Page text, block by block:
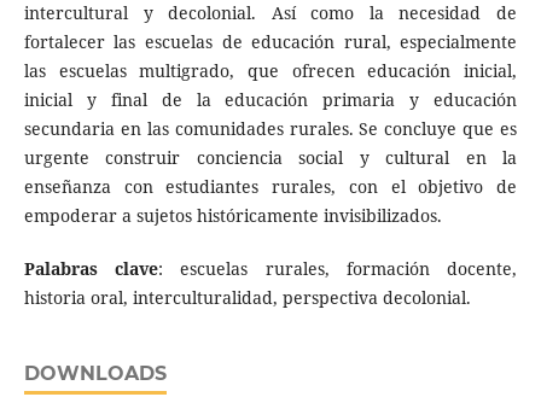
intercultural y decolonial. Así como la necesidad de
fortalecer las escuelas de educación rural, especialmente
las escuelas multigrado, que ofrecen educación inicial,
inicial y final de la educación primaria y educación
secundaria en las comunidades rurales. Se concluye que es
urgente construir conciencia social y cultural en la
enseñanza con estudiantes rurales, con el objetivo de
empoderar a sujetos históricamente invisibilizados.
Palabras clave: escuelas rurales, formación docente,
historia oral, interculturalidad, perspectiva decolonial.
DOWNLOADS